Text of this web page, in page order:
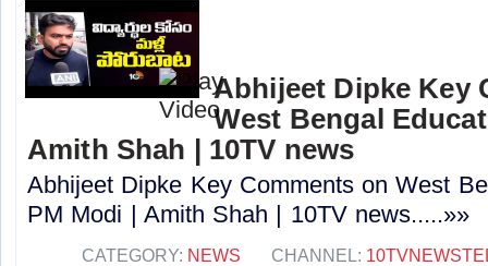
Abhijeet Dipke Key
West Bengal
Amith Shah | 10TV news
Abhijeet Dipke Key Comments on West
PM Modi | Amith Shah | 10TV news.....»»
CATEGORY: NEWS CHANNEL: